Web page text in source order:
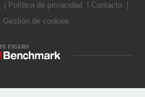
Política de privacidad
Contacto
Gestión de cookies